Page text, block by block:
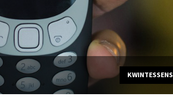
KWINTESSENS